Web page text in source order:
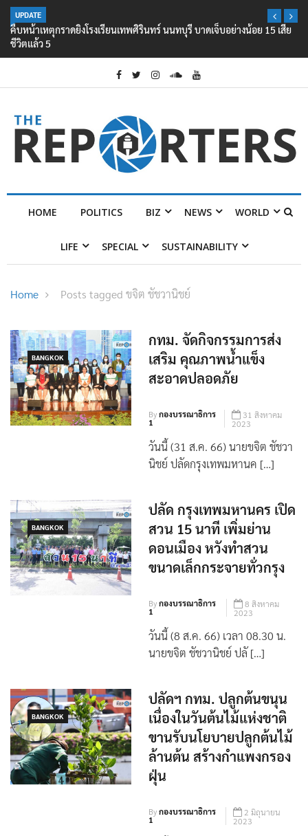
UPDATE
คืบหน้าเหตุกราดยิงโรงเรียนเทพศิรินทร์ นนทบุรี บาดเจ็บอย่างน้อย 15 เสีย
ชีวิตแล้ว 5
HOME POLITICS BIZ NEWS WORLD
LIFE SPECIAL SUSTAINABILITY
Home Posts tagged ขจิต ชัชวานิชย์
BANGKOK
กทม. จัดกิจกรรมการส่ง
เสริม คุณภาพน้ำแข็ง
สะอาดปลอดภัย
Byกองบรรณาธิการ
1
31 สิงหาคม
2023
วันนี้ (31 ส.ค. 66) นายขจิต ชัชวา
นิชย์ ปลัดกรุงเทพมหานค […]
BANGKOK
ปลัด กรุงเทพมหานคร เปิด
สวน 15 นาที เพิ่มย่าน
ดอนเมือง หวังทำสวน
ขนาดเล็กกระจายทั่วกรุง
Byกองบรรณาธิการ
1
8 สิงหาคม
2023
วันนี้ (8 ส.ค. 66) เวลา 08.30 น.
นายขจิต ชัชวานิชย์ ปลั […]
BANGKOK
ปลัดฯ กทม. ปลูกต้นขนุน
เนื่องในวันต้นไม้แห่งชาติ
ขานรับนโยบายปลูกต้นไม้
ล้านต้น สร้างกำแพงกรอง
ฝุ่น
Byกองบรรณาธิการ
1
2 มิถุนายน
2023